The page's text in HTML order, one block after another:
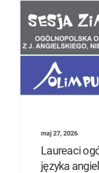
maj 27, 2026
Laureaci
języka